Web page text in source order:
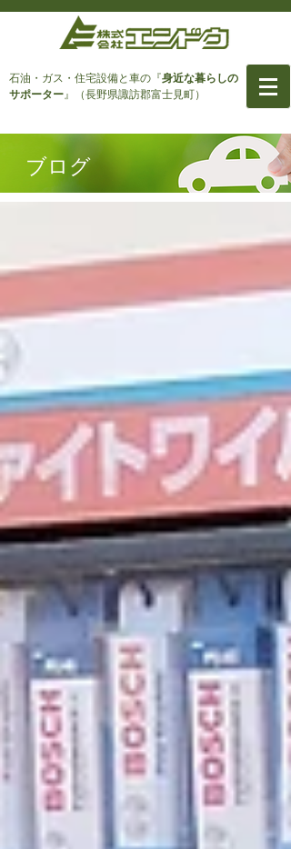
石油・ガス・住宅設備と車の『身近な暮らしの
サポーター』（長野県諏訪郡富士見町）
ブログ